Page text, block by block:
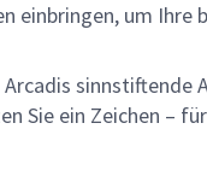
einbringen, um
Sie ein Zeichen –